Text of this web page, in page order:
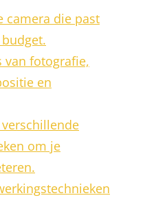
camera die past
van fotografie,
en
om je